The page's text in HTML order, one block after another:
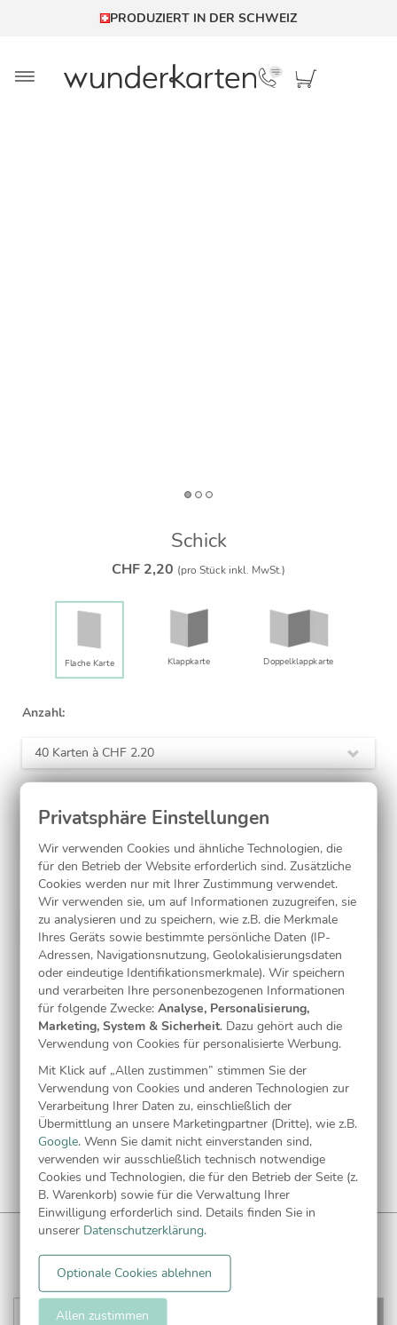
PRODUZIERT IN DER SCHWEIZ
Schick
CHF 2,20 (pro Stück inkl. MwSt.)
Flache Karte Klappkarte Doppelklapp­karte
Anzahl:
40 Karten à CHF 2.20
Laminierung:
ohne(inkl.)
Jetzt gestalten
Kostenlose Musterkarte
WUNDERKARTEN NEWSLETTER
Anmelden undCHF 5 Gutschein
Wir verwenden Cookies und ähnliche Technologien, die
für den Betrieb der Website erforderlich sind. Zusätzliche
Cookies werden nur mit Ihrer Zustimmung verwendet.
Wir verwenden sie, um auf Informationen zuzugreifen, sie
zu analysieren und zu speichern, wie z.B. die Merkmale
Ihres Geräts sowie bestimmte persönliche Daten (IP-
Adressen, Navigationsnutzung, Geolokalisierungsdaten
oder eindeutige Identifikationsmerkmale). Wir speichern
und verarbeiten Ihre personenbezogenen Informationen
für folgende Zwecke:Analyse, Personalisierung,
Marketing, System & Sicherheit. Dazu gehört auch die
Verwendung von Cookies für personalisierte Werbung.
Mit Klick auf „Allen zustimmen” stimmen Sie der
Verwendung von Cookies und anderen Technologien zur
Verarbeitung Ihrer Daten zu, einschließlich der
Übermittlung an unsere Marketingpartner (Dritte), wie z.B.
Google. Wenn Sie damit nicht einverstanden sind,
verwenden wir ausschließlich technisch notwendige
Cookies und Technologien, die für den Betrieb der Seite (z.
B. Warenkorb) sowie für die Verwaltung Ihrer
Einwilligung erforderlich sind. Details finden Sie in
unserer Datenschutzerklärung.
Optionale Cookies ablehnen
Allen zustimmen